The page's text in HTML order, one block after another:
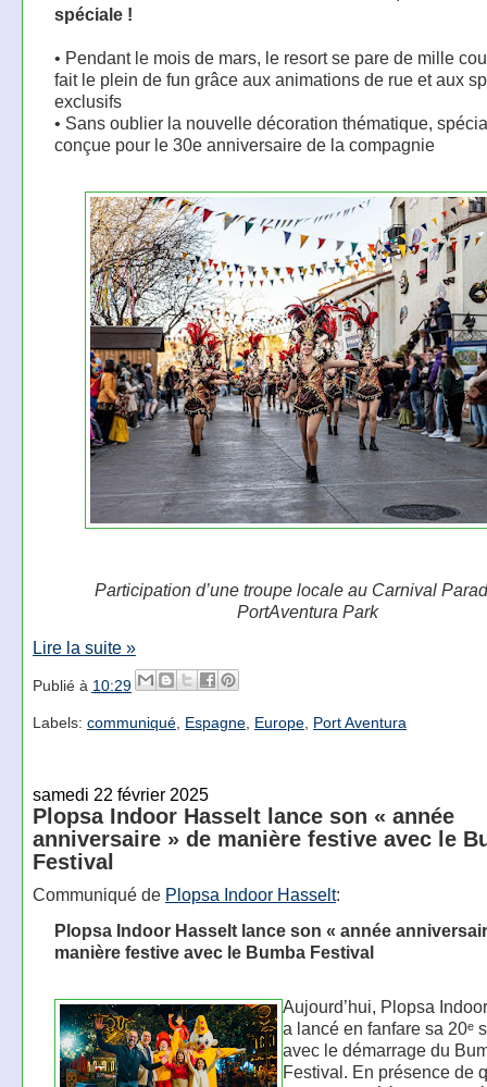
spéciale !
• Pendant le mois de mars, le resort se pare de mille
fait le plein de fun grâce aux animations de rue et aux
exclusifs
• Sans oublier la nouvelle décoration thématique,
conçue pour le 30e anniversaire de la compagnie
Participation d’une troupe locale au Carnival
PortAventura Park
Lire la suite »
Publié à 10:29
Labels: communiqué, Espagne, Europe, Port Aventura
samedi 22 février 2025
Plopsa Indoor Hasselt lance son « année
anniversaire » de manière festive avec le
Festival
Communiqué de Plopsa Indoor Hasselt:
Plopsa Indoor Hasselt lance son « année
manière festive avec le Bumba Festival
Aujourd’hui, Plopsa
a lancé en fanfare sa 20ᵉ
avec le démarrage du
Festival. En présence de